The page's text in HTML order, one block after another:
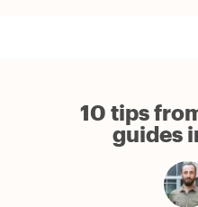
10 tips
guides